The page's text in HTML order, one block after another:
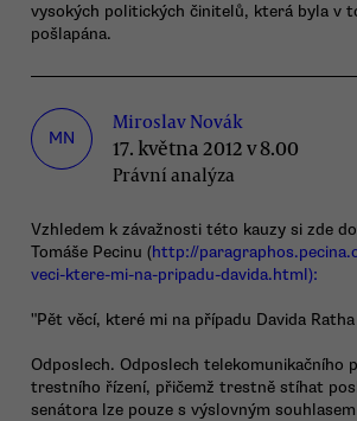
vysokých politických činitelů, která byla v
pošlapána.
MN
Miroslav Novák
17. května 2012 v 8.00
Právní analýza
Vzhledem k závažnosti této kauzy si zde
Tomáše Pecinu (http://
veci-ktere-mi-na-pripadu-davida.html):
"Pět věcí, které mi na případu Davida
Odposlech. Odposlech telekomunikačního
trestního řízení, přičemž trestně stíhat
senátora lze pouze s výslovným